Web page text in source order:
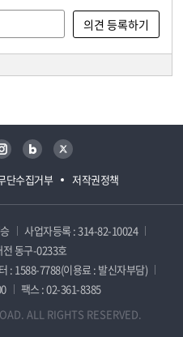
단수집거부 저작권정책
인스타그램 블로그 트위터
사업자등록 : 314-82-10024
동구-0233호
: 1588-7788(이용료 : 발신자부담)
팩스 : 02-361-8385
ALL RIGHTS RESERVED.